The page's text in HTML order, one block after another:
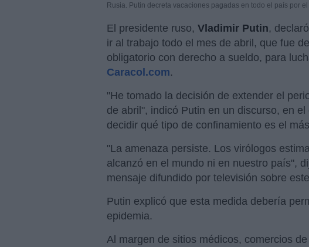
Rusia. Putin decreta vacaciones pagadas en todo el país por
El presidente ruso, Vladimir Putin,
ir al trabajo todo el mes de abril, que fue
obligatorio con derecho a sueldo, para
Caracol.com.
"He tomado la decisión de extender el
de abril", indicó Putin en un discurso, en
decidir qué tipo de confinamiento es el
"La amenaza persiste. Los virólogos
alcanzó en el mundo ni en nuestro país",
mensaje difundido por televisión sobre
Putin explicó que esta medida debería
epidemia.
Al margen de sitios médicos, comercios